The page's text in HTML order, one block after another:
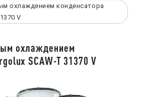
охлаждением конденсатора
V
охлаждением
SCAW-T 31370 V